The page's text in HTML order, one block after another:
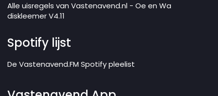
Alle uisregels van Vastenavend.nl - Oe en Wa
diskleemer V4.11
Spotify lijst
De Vastenavend.FM Spotify pleelist